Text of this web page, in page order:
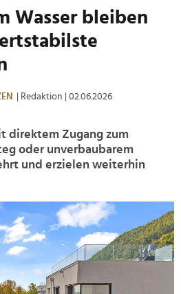
Wasser bleiben
| Redaktion | 02.06.2026
direktem Zugang zum
oder unverbaubarem
und erzielen weiterhin